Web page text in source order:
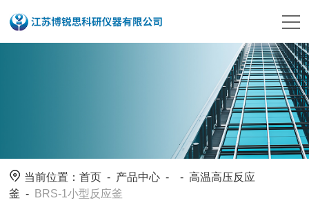
当前位置：首页 - 产品中心 - -高温高压反应
釜 - BRS-1小型反应釜